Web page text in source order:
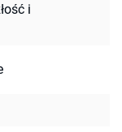
i